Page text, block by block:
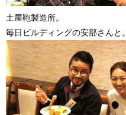
土屋鞄製造所。
毎日ビルディングの安部さんと。